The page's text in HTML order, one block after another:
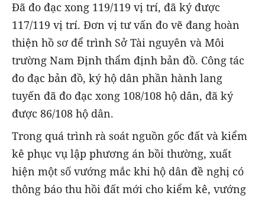
Đã đo đạc xong 119/119 vị trí, đã ký được
117/119 vị trí. Đơn vị tư vấn đo vẽ đang hoàn
thiện hồ sơ để trình Sở Tài nguyên và Môi
trường Nam Định thẩm định bản đồ. Công tác
đo đạc bản đồ, ký hộ dân phần hành lang
tuyến đã đo đạc xong 108/108 hộ dân, đã ký
được 86/108 hộ dân.
Trong quá trình rà soát nguồn gốc đất và kiểm
kê phục vụ lập phương án bồi thường, xuất
hiện một số vướng mắc khi hộ dân đề nghị có
thông báo thu hồi đất mới cho kiểm kê, vướng